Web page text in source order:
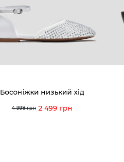
Босоніжки низький хід
4 998 грн 2 499 грн
0 (973) 89-43-98